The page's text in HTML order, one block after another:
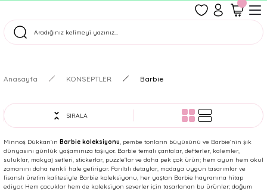
Tüm Siparişler Aynı Gün Kargoda!
Anasayfa KONSEPTLER Barbie
SIRALA
Minnoş Dükkan’ın Barbie koleksiyonu, pembe tonların büyüsünü ve Barbie’nin şık
dünyasını günlük yaşamınıza taşıyor. Barbie temalı çantalar, defterler, kalemler,
suluklar, makyaj setleri, stickerlar, puzzle’lar ve daha pek çok ürün; hem oyun hem okul
zamanını daha renkli hale getiriyor. Parıltılı detaylar, modaya uygun tasarımlar ve
lisanslı üretim kalitesiyle Barbie koleksiyonu, her yaştan Barbie hayranına hitap
ediyor. Hem çocuklar hem de koleksiyon severler için tasarlanan bu ürünler; doğum